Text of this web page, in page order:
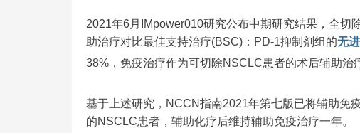
2021年6月IMpower010研究公布中期研究结果，全
助治疗对比最佳支持治疗(BSC)：PD-1抑制剂组的无
38%，免疫治疗作为可切除NSCLC患者的术后辅助治
基于上述研究，NCCN指南2021年第七版已将辅助免
的NSCLC患者，辅助化疗后维持辅助免疫治疗一年。